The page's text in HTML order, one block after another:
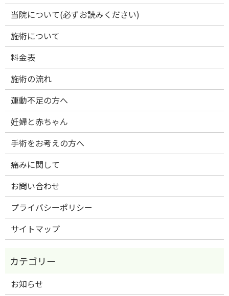
当院について(必ずお読みください)
施術について
料金表
施術の流れ
運動不足の方へ
妊婦と赤ちゃん
手術をお考えの方へ
痛みに関して
お問い合わせ
プライバシーポリシー
サイトマップ
お知らせ